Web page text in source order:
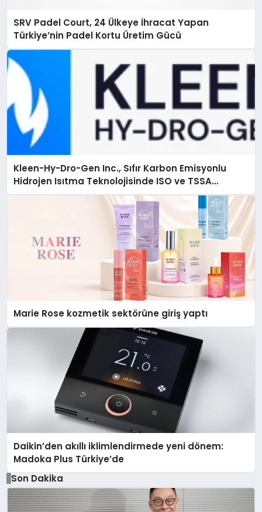
SRV Padel Court, 24 Ülkeye İhracat Yapan
Türkiye’nin Padel Kortu Üretim Gücü
Kleen-Hy-Dro-Gen Inc., Sıfır Karbon Emisyonlu
Hidrojen Isıtma Teknolojisinde ISO ve TSSA
Düzenleyici Onaylarını Aldı
Marie Rose kozmetik sektörüne giriş yaptı
Daikin’den akıllı iklimlendirmede yeni dönem:
Madoka Plus Türkiye’de
Son Dakika